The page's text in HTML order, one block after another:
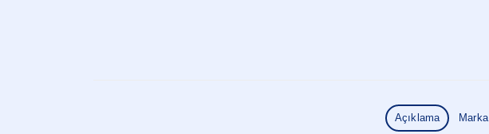
Açıklama Marka